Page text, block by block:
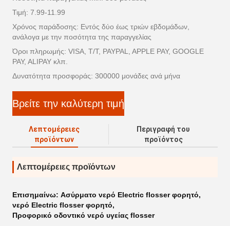
Τιμή: 7.99-11.99
Χρόνος παράδοσης: Εντός δύο έως τριών εβδομάδων,
ανάλογα με την ποσότητα της παραγγελίας
Όροι πληρωμής: VISA, T/T, PAYPAL, APPLE PAY, GOOGLE
PAY, ALIPAY κλπ.
Δυνατότητα προσφοράς: 300000 μονάδες ανά μήνα
Βρείτε την καλύτερη τιμή
Λεπτομέρειες
προϊόντων
Περιγραφή του
προϊόντος
Λεπτομέρειες προϊόντων
Επισημαίνω: Ασύρματο νερό Electric flosser φορητό,
νερό Electric flosser φορητό,
Προφορικό οδοντικό νερό υγείας flosser